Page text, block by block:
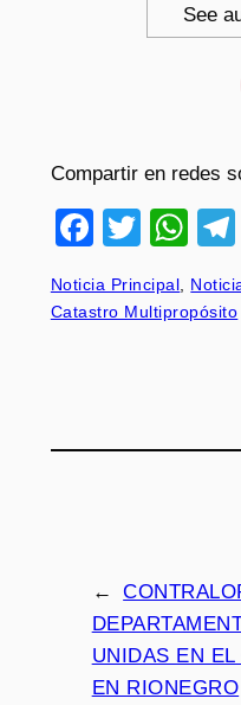
See
Compartir en redes
Noticia Principal
Catastro Multipropósito
←
UNIDAS EN
EN RIONEGRO